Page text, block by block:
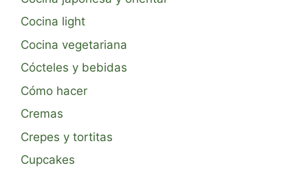
Cocina light
Cocina vegetariana
Cócteles y bebidas
Cómo hacer
Cremas
Crepes y tortitas
Cupcakes